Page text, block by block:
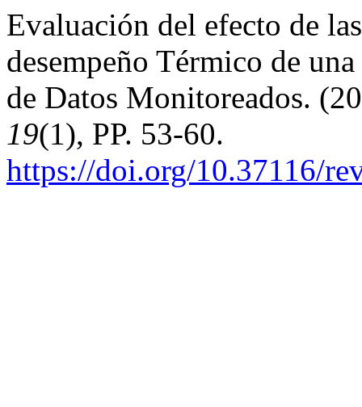
Evaluación del efecto de
desempeño Térmico de
de Datos Monitoreados.
19(1), PP. 53-60.
https://doi.org/10.37116/